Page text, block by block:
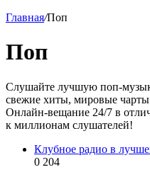
Главная/Поп
Поп
Слушайте лучшую поп-
свежие хиты, мировые
Онлайн-вещание 24/7 в
к миллионам слушателей!
Клубное радио в
0 204